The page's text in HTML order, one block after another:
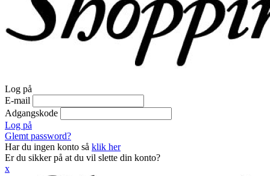
Log på
E-mail
Adgangskode
Log på
Glemt password?
Har du ingen konto så klik her
Er du sikker på at du vil slette din konto?
x